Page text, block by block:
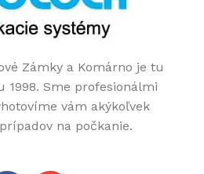
Zámky a Komárno je tu
1998. Sme profesionálmi
vám akýkoľvek
na počkanie.